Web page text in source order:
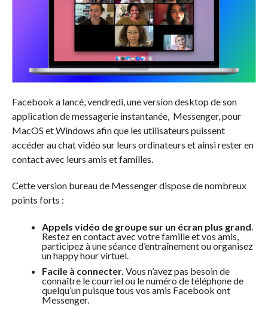
Facebook a lancé, vendredi, une version desktop de son
application de messagerie instantanée, Messenger, pour
MacOS et Windows afin que les utilisateurs puissent
accéder au chat vidéo sur leurs ordinateurs et ainsi rester en
contact avec leurs amis et familles.
Cette version bureau de Messenger dispose de nombreux
points forts :
Appels vidéo de groupe sur un écran plus grand.
Restez en contact avec votre famille et vos amis,
participez à une séance d’entraînement ou organisez
un happy hour virtuel.
Facile à connecter. Vous n’avez pas besoin de
connaître le courriel ou le numéro de téléphone de
quelqu’un puisque tous vos amis Facebook ont
Messenger.